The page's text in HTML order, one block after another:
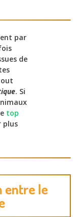
par
de
. Si
top
plus
entre le